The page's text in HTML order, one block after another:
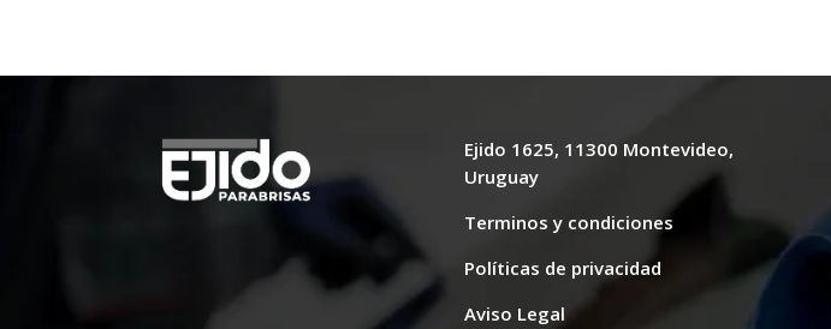
Ejido 1625, 11300 Montevideo,
Uruguay
Terminos y condiciones
Políticas de privacidad
Aviso Legal